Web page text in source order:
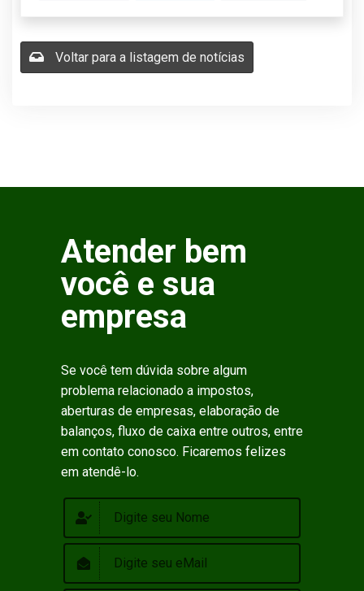
Voltar para a listagem de notícias
Atender bem
você e sua
empresa
Se você tem dúvida sobre algum
problema relacionado a impostos,
aberturas de empresas, elaboração de
balanços, fluxo de caixa entre outros, entre
em contato conosco. Ficaremos felizes
em atendê-lo.